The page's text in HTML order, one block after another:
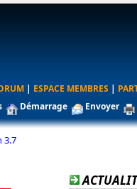
| ESPACE MEMBRES |
Démarrage Envoyer
3.7